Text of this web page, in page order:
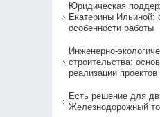
Юридическая
Екатерины Ильиной:
особенности работы
Инженерно-
строительства:
реализации проектов
Есть решение для
Железнодорожный